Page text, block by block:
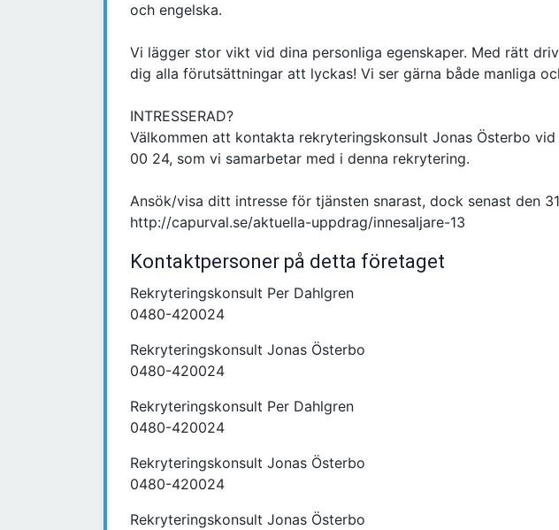
och engelska.
Vi lägger stor vikt vid dina personliga egenskaper. Med rätt
dig alla förutsättningar att lyckas! Vi ser gärna både manliga
INTRESSERAD?
Välkommen att kontakta rekryteringskonsult Jonas Österbo
00 24, som vi samarbetar med i denna rekrytering.
Ansök/visa ditt intresse för tjänsten snarast, dock senast den
http://capurval.se/aktuella-uppdrag/innesaljare-13
Kontaktpersoner på detta företaget
Rekryteringskonsult Per Dahlgren
0480-420024
Rekryteringskonsult Jonas Österbo
0480-420024
Rekryteringskonsult Per Dahlgren
0480-420024
Rekryteringskonsult Jonas Österbo
0480-420024
Rekryteringskonsult Jonas Österbo